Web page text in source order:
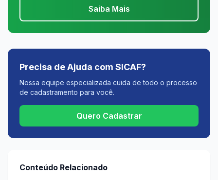
Saiba Mais
Precisa de Ajuda com SICAF?
Nossa equipe especializada cuida de todo o processo
de cadastramento para você.
Quero Cadastrar
Conteúdo Relacionado